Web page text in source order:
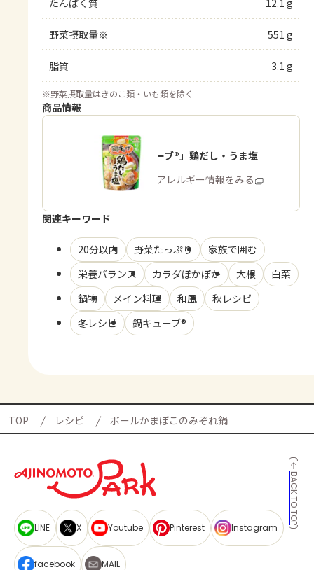
野菜摂取量※ 551 g
脂質 3.1 g
※野菜摂取量はきのこ類・いも類を除く
商品情報
「鍋キューブ®」鶏だし・うま塩
商品・アレルギー情報をみる
関連キーワード
20分以内 野菜たっぷり
家族で囲む
栄養バランス
カラダぽかぽか 大根
白菜
鍋物
メイン料理 和風
秋レシピ
冬レシピ
鍋キューブ®
TOP レシピ ボールかまぼこのみぞれ鍋
BACK TO TOP
LINE X Youtube Pinterest Instagram
facebook MAIL